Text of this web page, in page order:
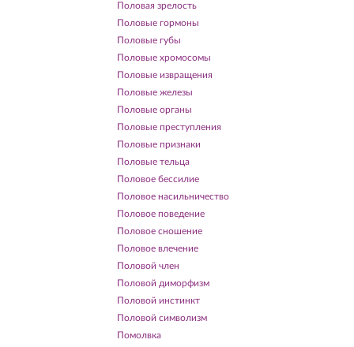
Половая зрелость
Половые гормоны
Половые губы
Половые хромосомы
Половые извращения
Половые железы
Половые органы
Половые преступления
Половые признаки
Половые тельца
Половое бессилие
Половое насильничество
Половое поведение
Половое сношение
Половое влечение
Половой член
Половой диморфизм
Половой инстинкт
Половой символизм
Помолвка